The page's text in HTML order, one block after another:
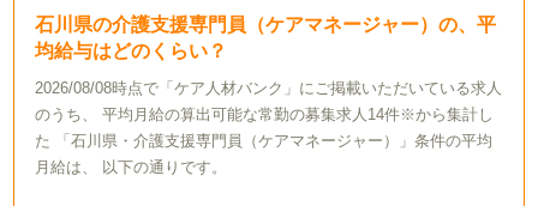
石川県の介護支援専門員（ケアマネージャー）の、平
均給与はどのくらい？
2026/08/08時点で「ケア人材バンク」にご掲載いただいている求人
のうち、 平均月給の算出可能な常勤の募集求人14件※から集計し
た 「石川県・介護支援専門員（ケアマネージャー）」条件の平均
月給は、 以下の通りです。